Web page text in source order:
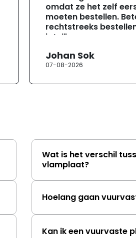
omdat ze het zelf
moeten bestellen.
rechtstreeks
jotul"
Johan Sok
07-08-2026
Wat is het verschil
vlamplaat?
Hoelang gaan
Kan ik een vuurvaste